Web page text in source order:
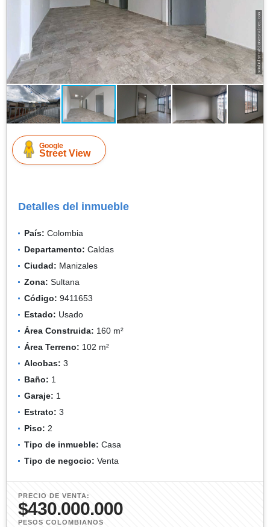
Google
Street View
Detalles del inmueble
País: Colombia
Departamento: Caldas
Ciudad: Manizales
Zona: Sultana
Código: 9411653
Estado: Usado
Área Construida: 160 m²
Área Terreno: 102 m²
Alcobas: 3
Baño: 1
Garaje: 1
Estrato: 3
Piso: 2
Tipo de inmueble: Casa
Tipo de negocio: Venta
PRECIO DE VENTA:
$430.000.000
PESOS COLOMBIANOS